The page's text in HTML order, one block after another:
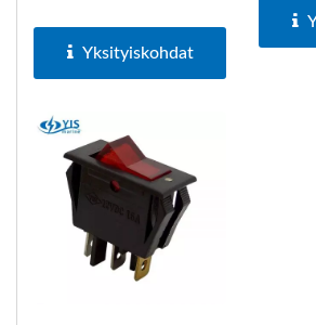
valaistut...Yksityiskohdat